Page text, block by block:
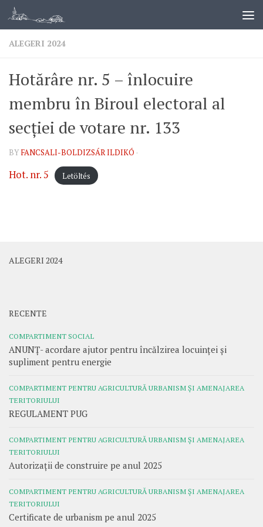
ALEGERI 2024
Hotărâre nr. 5 – înlocuire
membru în Biroul electoral al
secției de votare nr. 133
BY FANCSALI-BOLDIZSÁR ILDIKÓ ·
Hot. nr. 5 Letöltés
ALEGERI 2024
RECENTE
COMPARTIMENT SOCIAL
ANUNȚ- acordare ajutor pentru încălzirea locuinței și
supliment pentru energie
COMPARTIMENT PENTRU AGRICULTURĂ URBANISM ȘI AMENAJAREA
TERITORIULUI
REGULAMENT PUG
COMPARTIMENT PENTRU AGRICULTURĂ URBANISM ȘI AMENAJAREA
TERITORIULUI
Autorizații de construire pe anul 2025
COMPARTIMENT PENTRU AGRICULTURĂ URBANISM ȘI AMENAJAREA
TERITORIULUI
Certificate de urbanism pe anul 2025